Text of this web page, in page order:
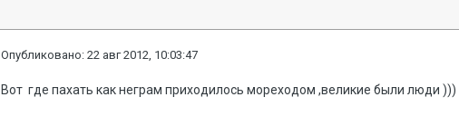
Опубликовано:22 авг 2012, 10:03:47
Вот где пахать как неграм приходилось мореходом ,великие были люди )))